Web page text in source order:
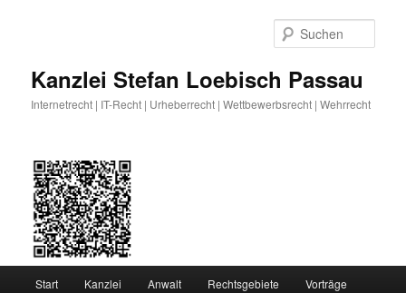
Kanzlei Stefan Loebisch Passau
Internetrecht | IT-Recht | Urheberrecht | Wettbewerbsrecht | Wehrrecht
Start Kanzlei Anwalt Rechtsgebiete Vorträge